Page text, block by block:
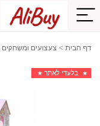
דף הבית > צעצועים ומשחקים
בלעדי לאתר